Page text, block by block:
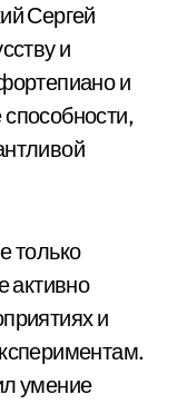
Сергей
и
и
только
активно
и
умение